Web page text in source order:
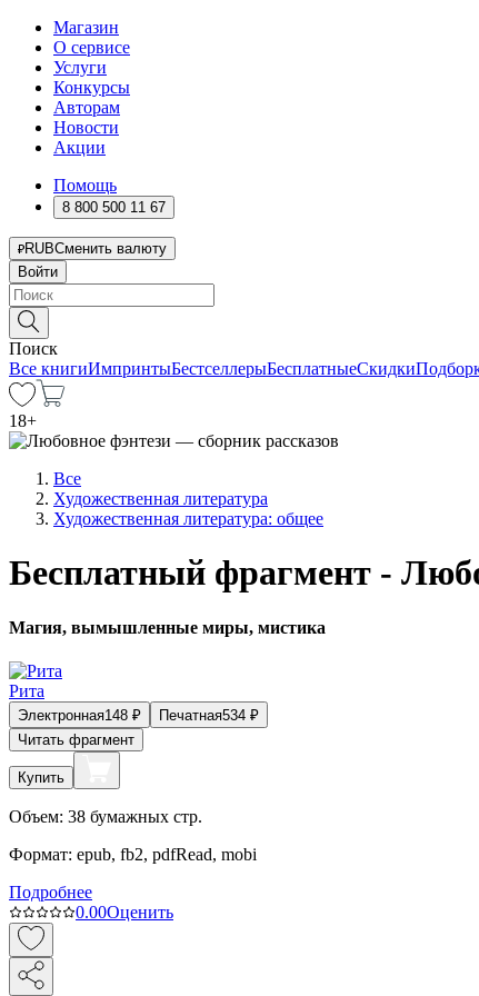
Магазин
О сервисе
Услуги
Конкурсы
Авторам
Новости
Акции
Помощь
8 800 500 11 67
RUBСменить валюту
Войти
Поиск
Все книгиИмпринтыБестселлерыБесплатныеСкидки
18+
Все
Художественная литература
Художественная литература: общее
Бесплатный фрагмент -
Магия, вымышленные миры, мистика
Рита
Электронная148 ₽ Печатная534 ₽
Читать фрагмент
Купить
Объем: 38 бумажных стр.
Формат: epub, fb2, pdfRead, mobi
Подробнее
0.00Оценить